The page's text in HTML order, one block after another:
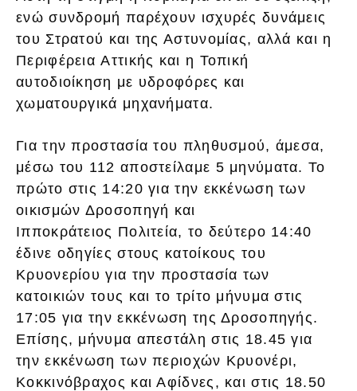
ενώ συνδρομή παρέχουν ισχυρές δυνάμεις
του Στρατού και της Αστυνομίας, αλλά και η
Περιφέρεια Αττικής και η Τοπική
αυτοδιοίκηση με υδροφόρες και
χωματουργικά μηχανήματα.
Για την προστασία του πληθυσμού, άμεσα,
μέσω του 112 αποστείλαμε 5 μηνύματα. Το
πρώτο στις 14:20 για την εκκένωση των
οικισμών Δροσοπηγή και
Ιπποκράτειος Πολιτεία, το δεύτερο 14:40
έδινε οδηγίες στους κατοίκους του
Κρυονερίου για την προστασία των
κατοικιών τους και το τρίτο μήνυμα στις
17:05 για την εκκένωση της Δροσοπηγής.
Επίσης, μήνυμα απεστάλη στις 18.45 για
την εκκένωση των περιοχών Κρυονέρι,
Κοκκινόβραχος και Αφίδνες, και στις 18.50